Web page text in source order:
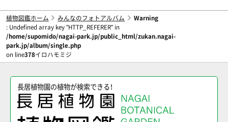
植物図鑑ホーム みんなのフォトアルバム
Warning
: Undefined array key "HTTP_REFERER" in
/home/supomido/nagai-park.jp/public_html/zukan.nagai-
park.jp/album/single.php
on line378イロハモミジ
長居植物園の植物が検索できる！